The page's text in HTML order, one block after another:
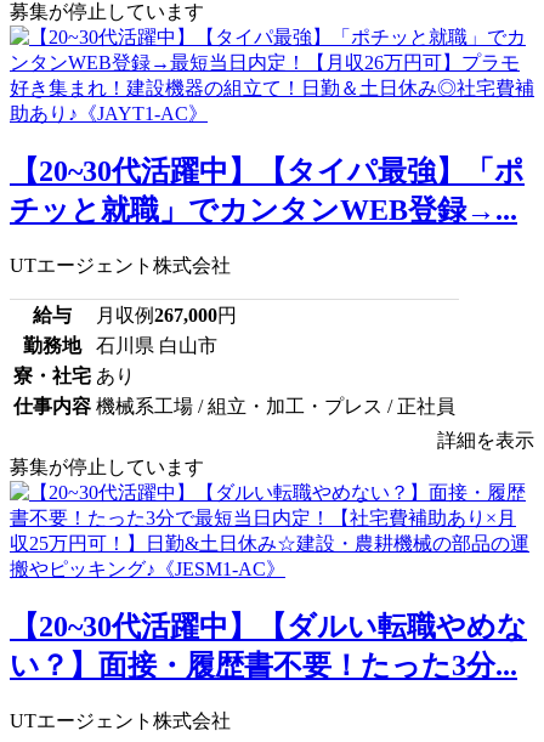
募集が停止しています
【20~30代活躍中】【タイパ最強】「ポ
チッと就職」でカンタンWEB登録→...
UTエージェント株式会社
給与 月収例267,000円
勤務地
石川県 白山市
寮・社宅 あり
仕事内容 機械系工場 / 組立・加工・プレス / 正社員
詳細を表示
募集が停止しています
【20~30代活躍中】【ダルい転職やめな
い？】面接・履歴書不要！たった3分...
UTエージェント株式会社